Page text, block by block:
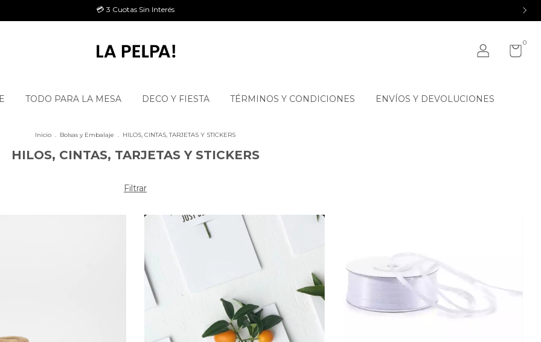
💳 3 Cuotas Sin Interés
0
TODO PARA LA MESA DECO Y FIESTA TÉRMINOS Y CONDICIONES ENVÍOS Y DEVOLUCIONES
Inicio . Bolsas y Embalaje . HILOS, CINTAS, TARJETAS Y STICKERS
HILOS, CINTAS, TARJETAS Y STICKERS
Filtrar